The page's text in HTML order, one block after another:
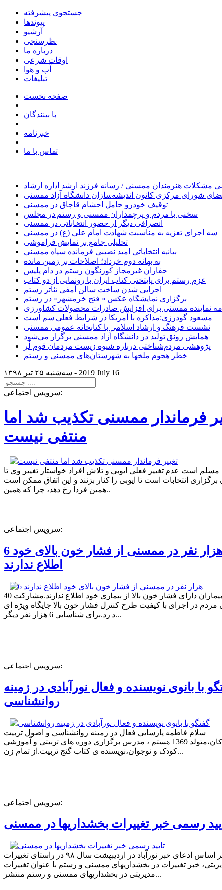
جستجوی پیشرفته
پیوندها
آرشیو
نظرسنجی
درباره ما
اوقات شرعی
آب و هوا
تبلیغات
صفحه نخست
با بینندگان
خبرنامه
تماس با ما
مشکلات هنرمندان ممسنی / رسانه فرزند ارشد اداره ارشاد
شورای مرکزی کانون اندیشه‌سازان دانشگاه آزاد ممسنی
توقیف خودرو حامل احشام قاچاق در ممسنی
سخنی با مردم و پرچمداران ممسنی و رستم در مجلس
انصرافی دیگر از حضور انتخاباتی در ممسنی
سه اجرای تعزیه به مناسبت شهادت امام علی (ع) در ممسنی
تحلیلی جامع بر نمایش فراموشی
بیانیه انتخاباتی امید نصیبی فرمانده سپاه ممسنی
به بهانه دوم خرداد؛ اصلاحات بر زمین مانده
حفاران غیرمجاز کورنگون رستم در دام پلیس
عزم رستم برای پایتختی کتاب ایران با رونمایی از دو کتاب
اجرایی شدن ساخت سالن آمفی تئاتر رستم
برگزاری نمایشگاه عکس « فتح خرمشهر» در رستم
نماینده ممسنی برای افزایش صادرات محصولات کشاورزی
مسعود گودرزی:مذاکره با آمریکا در شرایط فعلی سم است
نشست فرهنگ و ارشاد اسلامی با کتابخانه عمومی ممسنی
همایش رونق تولید در دانشگاه آزاد ممسنی برگزار می‌شود
پژوهشی مردم‌شناختی درباره شیوه زیست مردمان قوم لُر
خطر هجوم ملخها به شهرستان‌های ممسنی و رستم
سه‌شنبه ۲۵ تير ۱۳۹۸ - 2019 July 16
سرویس اجتماعی:
فرماندار ممسنی تکذیب شد اما
منتفی نیست
مسلم است عدم تغییر فعلی ایوبی و تلاش افراد خواستار تغییر وی تا
برگزاری انتخابات است تا ایوبی را کنار بزنند و این اتفاق ممکن است
همین فردا رخ دهد، چرا که همین...
سرویس اجتماعی:
6 هزار نفر در ممسنی از فشار خون بالای خود
اطلاع ندارند
40 درصد بیماران دارای فشار خون بالا از بیماری خود اطلاع ندارند.مشارکت
در اجرای با کیفیت طرح کنترل فشار خون بالا جایگاه ویژه ای
دارد.برای شناسایی 6 هزار نفر دیگر...
سرویس اجتماعی:
با بانوی نویسنده و فعال نورآبادی در زمینه
روانشناسی
سلام فاطمه پارسایی فعال در زمینه روانشناسی و اصول تربیت
کودکان،متولد 1369 هستم ، مدرس برگزاری دوره های تربیتی و آموزشی
کودک و نوجوان،نویسنده ی کتاب گنج تربیت.از تمام زن...
سرویس اجتماعی:
رسمی خبر تغییرات بخشداریها در ممسنی
بر اساس ادعای خبر نورآباد در اردیبهشت سال ۹۸ در راستای تغییرات
خبر تغییرات در بخشداریهای ممسنی و رستم با عنوان تغییرات
مدیریتی در بخشداریهای ممسنی و رستم منتشر...